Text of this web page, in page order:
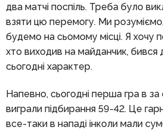
два матчі поспіль. Треба було
взяти цю перемогу. Ми
будемо на сьомому місці. Я хочу
хто виходив на майданчик, бився
сьогодні характер.
Напевно, сьогодні перша гра в
виграли підбирання 59-42. Це
все-таки в нападі інколи мали